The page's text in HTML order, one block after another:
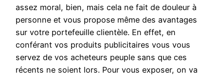
assez moral, bien, mais cela ne fait de douleur à
personne et vous propose même des avantages
sur votre portefeuille clientèle. En effet, en
conférant vos produits publicitaires vous vous
servez de vos acheteurs peuple sans que ces
récents ne soient lors. Pour vous exposer, on va